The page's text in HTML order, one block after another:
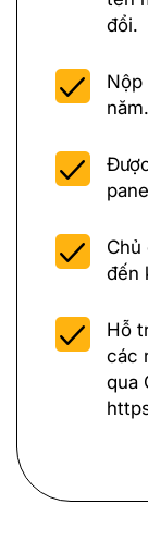
đổi.
Nộp
năm.
Chủ
đến
Hỗ
các
qua